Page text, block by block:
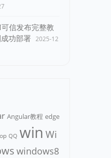
信发布完整教
功部署 2025-12
Angular教程 edge
QQ win Wi
windows8